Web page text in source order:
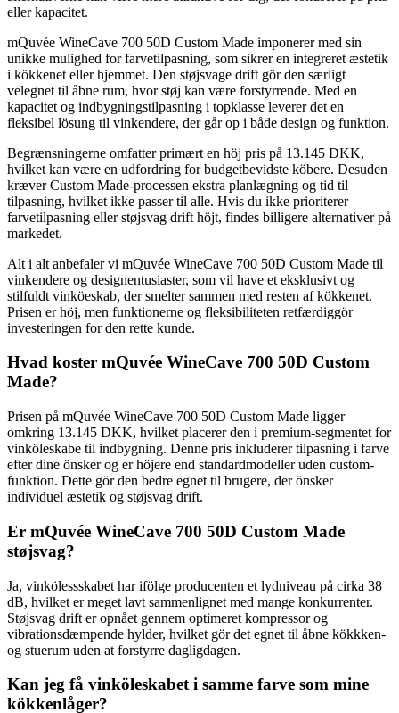
eller kapacitet.
mQuvée WineCave 700 50D Custom Made imponerer med sin
unikke mulighed for farvetilpasning, som sikrer en integreret æstetik
i kökkenet eller hjemmet. Den støjsvage drift gör den særligt
velegnet til åbne rum, hvor støj kan være forstyrrende. Med en
kapacitet og indbygningstilpasning i topklasse leverer det en
fleksibel lösung til vinkendere, der går op i både design og funktion.
Begrænsningerne omfatter primært en höj pris på 13.145 DKK,
hvilket kan være en udfordring for budgetbevidste köbere. Desuden
kræver Custom Made-processen ekstra planlægning og tid til
tilpasning, hvilket ikke passer til alle. Hvis du ikke prioriterer
farvetilpasning eller støjsvag drift höjt, findes billigere alternativer på
markedet.
Alt i alt anbefaler vi mQuvée WineCave 700 50D Custom Made til
vinkendere og designentusiaster, som vil have et eksklusivt og
stilfuldt vinköeskab, der smelter sammen med resten af kökkenet.
Prisen er höj, men funktionerne og fleksibiliteten retfærdiggör
investeringen for den rette kunde.
Hvad koster mQuvée WineCave 700 50D Custom
Made?
Prisen på mQuvée WineCave 700 50D Custom Made ligger
omkring 13.145 DKK, hvilket placerer den i premium-segmentet for
vinköleskabe til indbygning. Denne pris inkluderer tilpasning i farve
efter dine önsker og er höjere end standardmodeller uden custom-
funktion. Dette gör den bedre egnet til brugere, der önsker
individuel æstetik og støjsvag drift.
Er mQuvée WineCave 700 50D Custom Made
støjsvag?
Ja, vinkölessskabet har ifölge producenten et lydniveau på cirka 38
dB, hvilket er meget lavt sammenlignet med mange konkurrenter.
Støjsvag drift er opnået gennem optimeret kompressor og
vibrationsdæmpende hylder, hvilket gör det egnet til åbne kökkken-
og stuerum uden at forstyrre dagligdagen.
Kan jeg få vinköleskabet i samme farve som mine
kökkenlåger?